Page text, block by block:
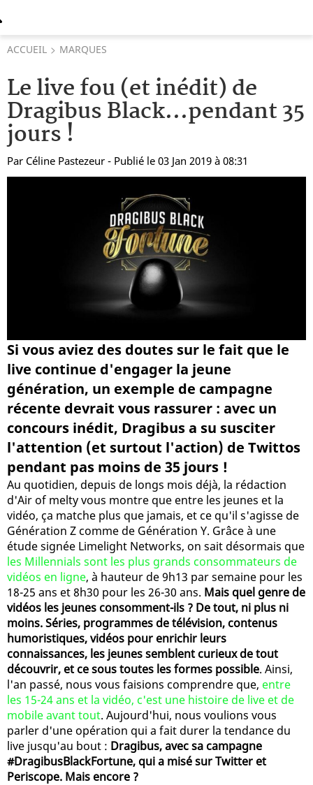
ACCUEIL MARQUES
Le live fou (et inédit) de
Dragibus Black...pendant 35
jours !
Par Céline Pastezeur - Publié le 03 Jan 2019 à 08:31
Si vous aviez des doutes sur le fait que le
live continue d'engager la jeune
génération, un exemple de campagne
récente devrait vous rassurer : avec un
concours inédit, Dragibus a su susciter
l'attention (et surtout l'action) de Twittos
pendant pas moins de 35 jours !
Au quotidien, depuis de longs mois déjà, la rédaction
d'Air of melty vous montre que entre les jeunes et la
vidéo, ça matche plus que jamais, et ce qu'il s'agisse de
Génération Z comme de Génération Y. Grâce à une
étude signée Limelight Networks, on sait désormais que
les Millennials sont les plus grands consommateurs de
vidéos en ligne, à hauteur de 9h13 par semaine pour les
18-25 ans et 8h30 pour les 26-30 ans. Mais quel genre de
vidéos les jeunes consomment-ils ? De tout, ni plus ni
moins. Séries, programmes de télévision, contenus
humoristiques, vidéos pour enrichir leurs
connaissances, les jeunes semblent curieux de tout
découvrir, et ce sous toutes les formes possible. Ainsi,
l'an passé, nous vous faisions comprendre que, entre
les 15-24 ans et la vidéo, c'est une histoire de live et de
mobile avant tout. Aujourd'hui, nous voulions vous
parler d'une opération qui a fait durer la tendance du
live jusqu'au bout : Dragibus, avec sa campagne
#DragibusBlackFortune, qui a misé sur Twitter et
Periscope. Mais encore ?